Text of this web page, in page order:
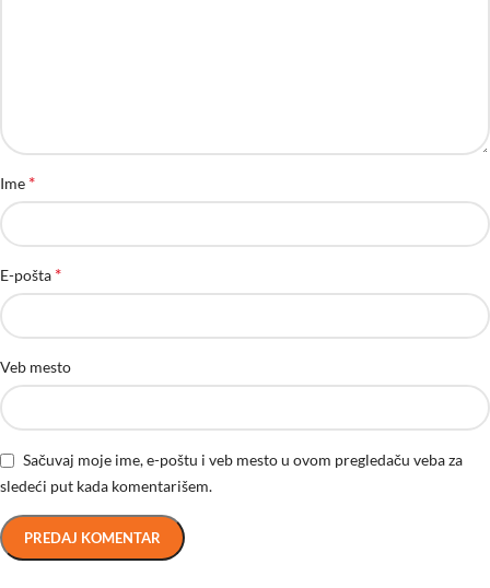
Ime *
E-pošta *
Veb mesto
Sačuvaj moje ime, e-poštu i veb mesto u ovom pregledaču veba za
sledeći put kada komentarišem.